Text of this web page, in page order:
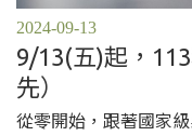
2024-09-13
9/13(五)起，
先）
從零開始，跟著國家